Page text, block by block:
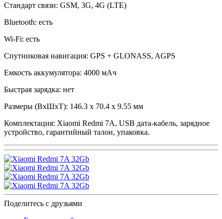
Стандарт связи: GSM, 3G, 4G (LTE)
Bluetooth: есть
Wi-Fi: есть
Спутниковая навигация: GPS + GLONASS, AGPS
Емкость аккумулятора: 4000 мАч
Быстрая зарядка: нет
Размеры (ВxШxТ): 146.3 х 70.4 х 9.55 мм
Комплектация: Xiaomi Redmi 7A, USB дата-кабель, зарядное
устройство, гарантийный талон, упаковка.
Поделитесь с друзьями